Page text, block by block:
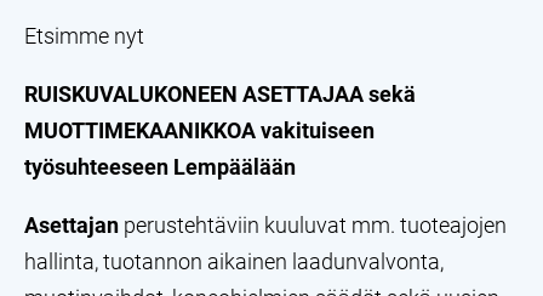
Etsimme nyt
RUISKUVALUKONEEN ASETTAJAA sekä
MUOTTIMEKAANIKKOA vakituiseen
työsuhteeseen Lempäälään
Asettajan perustehtäviin kuuluvat mm. tuoteajojen
hallinta, tuotannon aikainen laadunvalvonta,